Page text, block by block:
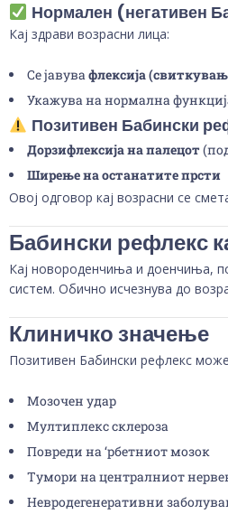
Нормален (негативен
Кај здрави возрасни лица:
Се јавувафлексија
Укажува на нормална
Позитивен Бабински
Дорзифлексија на палецот
Ширење на останатите прсти
Овој одговор кај возрасни се
Бабински рефлекс
Кај новороденчиња и доенчиња,
систем. Обично исчезнува до
Клиничко значење
Позитивен Бабински рефлекс
Мозочен удар
Мултиплекс склероза
Повреди на ‘рбетниот мозок
Тумори на централниот
Невродегенеративни